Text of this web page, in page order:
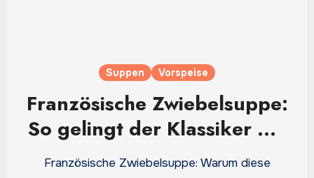
Suppen Vorspeise
Französische Zwiebelsuppe:
So gelingt der Klassiker mit
Käse und geröstetem Brot
Französische Zwiebelsuppe: Warum diese